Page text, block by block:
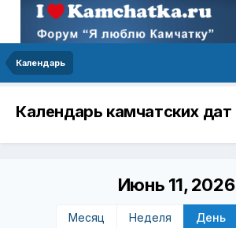
Календарь
Календарь камчатских дат
Июнь 11, 2026
Месяц Неделя День